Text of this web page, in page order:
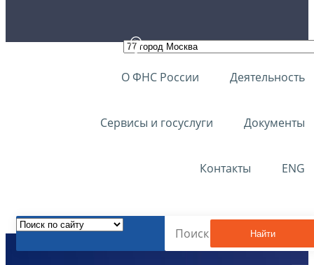
О ФНС России Деятельность
Сервисы и госуслуги Документы
Контакты ENG
Найти